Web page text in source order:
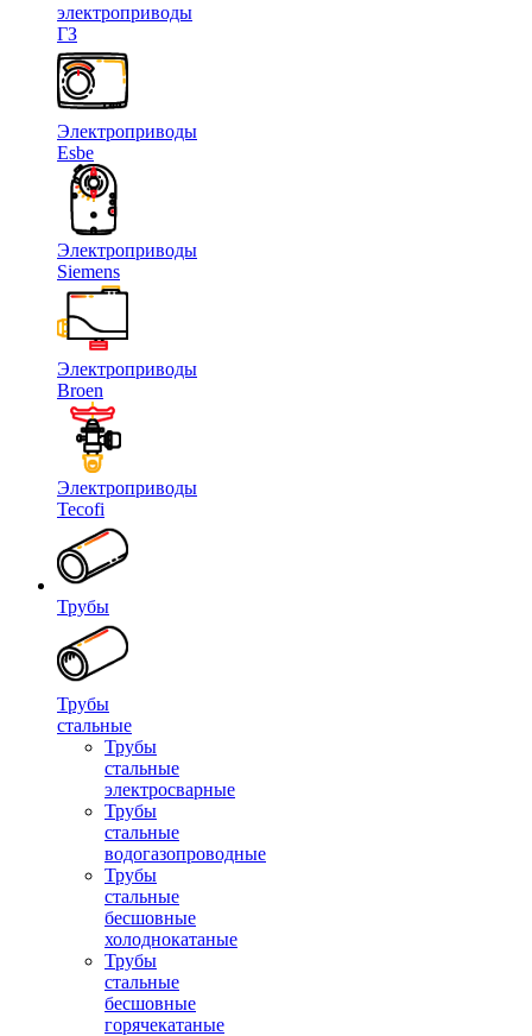
электроприводы
ГЗ
Электроприводы
Esbe
Электроприводы
Siemens
Электроприводы
Broen
Электроприводы
Tecofi
Трубы
Трубы
стальные
Трубы
стальные
электросварные
Трубы
стальные
водогазопроводные
Трубы
стальные
бесшовные
холоднокатаные
Трубы
стальные
бесшовные
горячекатаные